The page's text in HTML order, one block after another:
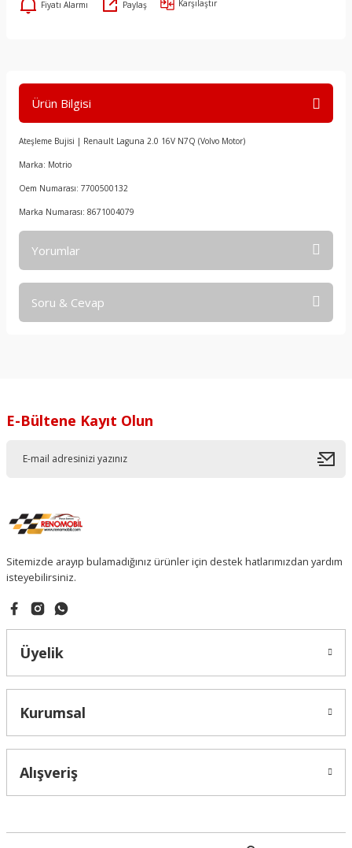
Fiyatı Alarmı Paylaş Karşılaştır
Ürün Bilgisi
Ateşleme Bujisi | Renault Laguna 2.0 16V N7Q (Volvo Motor)
Marka: Motrio
Oem Numarası: 7700500132
Marka Numarası: 8671004079
Yorumlar
Soru & Cevap
E-Bültene Kayıt Olun
Sitemizde arayıp bulamadığınız ürünler için destek hatlarımızdan yardım
isteyebilirsiniz.
Üyelik
Kurumsal
Alışveriş